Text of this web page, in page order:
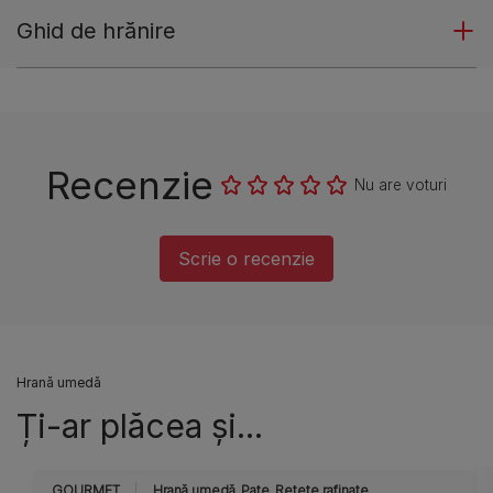
Ghid de hrănire
Recenzie Nu are voturi
Scrie o recenzie
Hrană umedă
Ți-ar plăcea și...